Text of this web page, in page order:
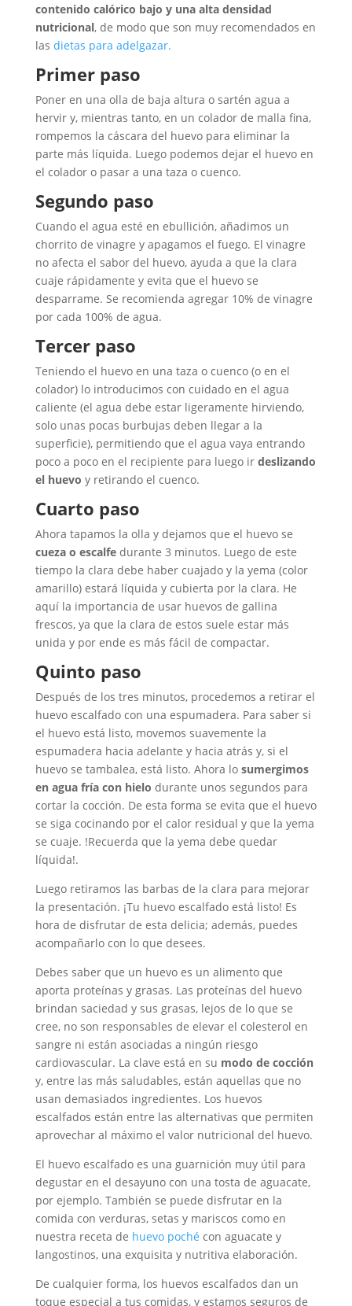
contenido calórico bajo y una alta densidad
nutricional, de modo que son muy recomendados en
las dietas para adelgazar.
Primer paso
Poner en una olla de baja altura o sartén agua a
hervir y, mientras tanto, en un colador de malla fina,
rompemos la cáscara del huevo para eliminar la
parte más líquida. Luego podemos dejar el huevo en
el colador o pasar a una taza o cuenco.
Segundo paso
Cuando el agua esté en ebullición, añadimos un
chorrito de vinagre y apagamos el fuego. El vinagre
no afecta el sabor del huevo, ayuda a que la clara
cuaje rápidamente y evita que el huevo se
desparrame. Se recomienda agregar 10% de vinagre
por cada 100% de agua.
Tercer paso
Teniendo el huevo en una taza o cuenco (o en el
colador) lo introducimos con cuidado en el agua
caliente (el agua debe estar ligeramente hirviendo,
solo unas pocas burbujas deben llegar a la
superficie), permitiendo que el agua vaya entrando
poco a poco en el recipiente para luego ir deslizando
el huevo y retirando el cuenco.
Cuarto paso
Ahora tapamos la olla y dejamos que el huevo se
cueza o escalfedurante 3 minutos. Luego de este
tiempo la clara debe haber cuajado y la yema (color
amarillo) estará líquida y cubierta por la clara. He
aquí la importancia de usar huevos de gallina
frescos, ya que la clara de estos suele estar más
unida y por ende es más fácil de compactar.
Quinto paso
Después de los tres minutos, procedemos a retirar el
huevo escalfado con una espumadera. Para saber si
el huevo está listo, movemos suavemente la
espumadera hacia adelante y hacia atrás y, si el
huevo se tambalea, está listo. Ahora lo sumergimos
en agua fría con hielo durante unos segundos para
cortar la cocción. De esta forma se evita que el huevo
se siga cocinando por el calor residual y que la yema
se cuaje. !Recuerda que la yema debe quedar
líquida!.
Luego retiramos las barbas de la clara para mejorar
la presentación. ¡Tu huevo escalfado está listo! Es
hora de disfrutar de esta delicia; además, puedes
acompañarlo con lo que desees.
Debes saber que un huevo es un alimento que
aporta proteínas y grasas. Las proteínas del huevo
brindan saciedad y sus grasas, lejos de lo que se
cree, no son responsables de elevar el colesterol en
sangre ni están asociadas a ningún riesgo
cardiovascular. La clave está en su modo de cocción
y, entre las más saludables, están aquellas que no
usan demasiados ingredientes. Los huevos
escalfados están entre las alternativas que permiten
aprovechar al máximo el valor nutricional del huevo.
El huevo escalfado es una guarnición muy útil para
degustar en el desayuno con una tosta de aguacate,
por ejemplo. También se puede disfrutar en la
comida con verduras, setas y mariscos como en
nuestra receta de huevo poché con aguacate y
langostinos, una exquisita y nutritiva elaboración.
De cualquier forma, los huevos escalfados dan un
toque especial a tus comidas, y estamos seguros de